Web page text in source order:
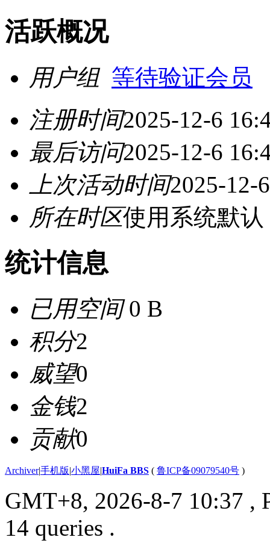
活跃概况
用户组 等待验证会员
注册时间2025-12-6
最后访问2025-12-6
上次活动时间2025-12-
所在时区使用系统默认
统计信息
已用空间0 B
积分2
威望0
金钱2
贡献0
Archiver|手机版|小黑屋|HuiFa BBS ( 鲁ICP备09079540号 )
GMT+8, 2026-8-7 10:37 ,
14 queries .